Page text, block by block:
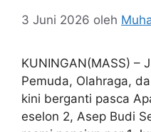
3 Juni 2026 oleh
KUNINGAN(MASS) –
Pemuda, Olahraga,
kini berganti pasca
eselon 2, Asep Budi